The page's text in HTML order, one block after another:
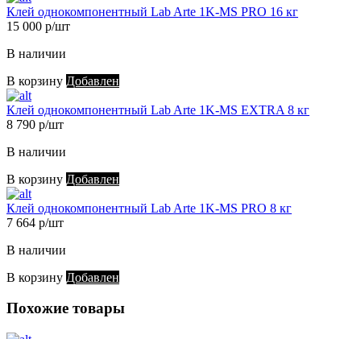
Клей однокомпонентный Lab Arte 1K-MS PRO 16 кг
15 000 р/шт
В наличии
В корзину Добавлен
Клей однокомпонентный Lab Arte 1K-MS EXTRA 8 кг
8 790 р/шт
В наличии
В корзину Добавлен
Клей однокомпонентный Lab Arte 1K-MS PRO 8 кг
7 664 р/шт
В наличии
В корзину Добавлен
Похожие товары